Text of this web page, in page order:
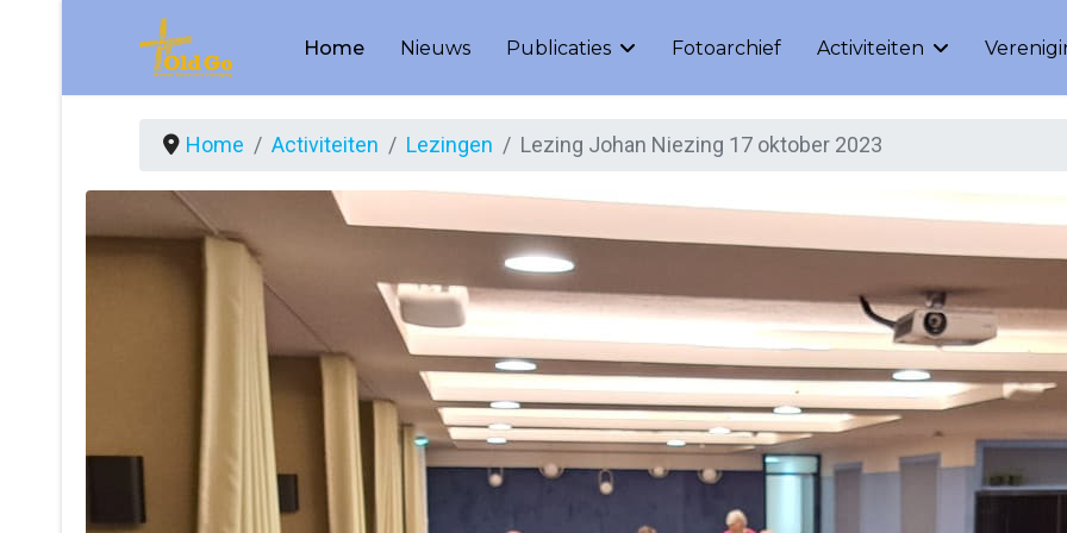
Home Nieuws Publicaties Fotoarchief Activiteiten
Home Activiteiten Lezingen Lezing Johan Niezing 17 oktober 2023